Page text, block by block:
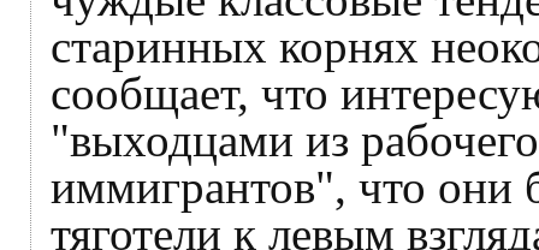
старинных корнях
сообщает, что
"выходцами из
иммигрантов", что они
тяготели к левым